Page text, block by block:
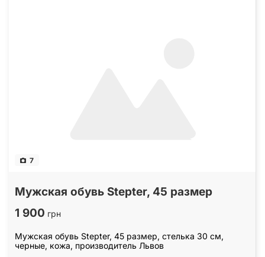
7
Мужская обувь Stepter, 45 размер
1 900 грн
Мужская обувь Stepter, 45 размер, стелька 30 см,
черные, кожа, производитель Львов